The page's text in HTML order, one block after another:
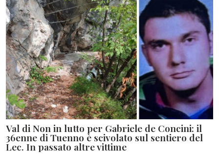
Val di Non in lutto per Gabriele de Concini: il
36enne di Tuenno è scivolato sul sentiero del
Lec. In passato altre vittime